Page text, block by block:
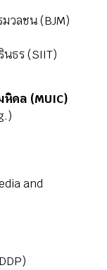
มวลชน (BJM)
นธร (SIIT)
ดล (MUIC)
and